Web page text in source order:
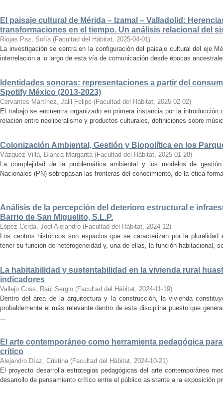
El paisaje cultural de Mérida – Izamal – Valladolid:
transformaciones en el tiempo. Un análisis relacional del
Riojas Paz, Sofía (Facultad del Hábitat, 2025-04-01)
La investigación se centra en la configuración del paisaje cultural del eje
interrelación a lo largo de esta vía de comunicación desde épocas
Identidades sonoras: representaciones a partir del
Spotify México (2013-2023)
Cervantes Martínez, Jalil Felipe (Facultad del Hábitat, 2025-02-02)
El trabajo se encuentra organizado en primera instancia por la
relación entre neoliberalismo y productos culturales, definiciones sobre
Colonización Ambiental, Gestión y Biopolítica en los
Vázquez Villa, Blanca Margarita (Facultad del Hábitat, 2025-01-28)
La complejidad de la problemática ambiental y los modelos de
Nacionales (PN) sobrepasan las fronteras del conocimiento, de la ética
...
Análisis de la percepción del deterioro estructural e
Barrio de San Miguelito, S.L.P.
López Cerda, Joel Alejandro (Facultad del Hábitat, 2024-12)
Los centros históricos son espacios que se caracterizan por la
tener su función de heterogeneidad y, una de ellas, la función habitacional,
La habitabilidad y sustentabilidad en la vivienda rural
indicadores
Vallejo Coss, Raúl Sergio (Facultad del Hábitat, 2024-11-19)
Dentro del área de la arquitectura y la construcción, la vivienda
probablemente el más relevante dentro de esta disciplina puesto que
...
El arte contemporáneo como herramienta pedagógica
crítico
Alejandro Díaz, Cristina (Facultad del Hábitat, 2024-10-21)
El proyecto desarrolla estrategias pedagógicas del arte contemporáneo
desarrollo de pensamiento crítico entre el público asistente a la exposición